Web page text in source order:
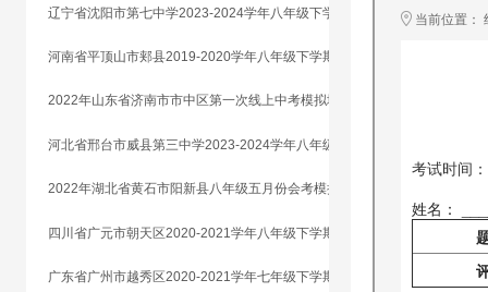
辽宁省沈阳市第七中学2023-2024学年八年级下学期期末地理试题
河南省平顶山市郏县2019-2020学年八年级下学期期末地理试题
2022年山东省济南市市中区第一次线上中考模拟地理试题
2022年湖北省黄石市阳新县八年级五月份会考模拟考试地理试题
广东省广州市越秀区2020-2021学年七年级下学期期末地理试题